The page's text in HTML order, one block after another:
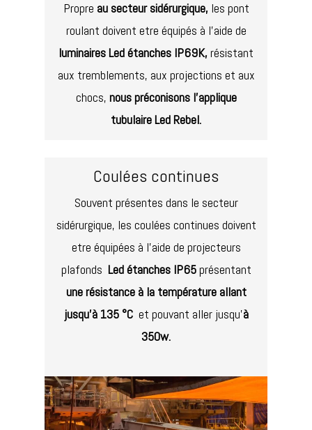
Propre au secteur sidérurgique, les pont
roulant doivent etre équipés à l’aide de
luminaires Led étanches IP69K, résistant
aux tremblements, aux projections et aux
chocs, nous préconisons l’applique
tubulaire Led Rebel.
Coulées continues
Souvent présentes dans le secteur
sidérurgique, les coulées continues doivent
etre équipées à l’aide de projecteurs
plafonds Led étanches IP65présentant
une résistance à la température allant
jusqu’à 135 °C et pouvant aller jusqu’à
350w.